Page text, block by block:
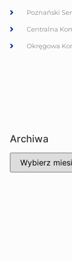
Poznański
Centralna
Okręgowa
Archiwa